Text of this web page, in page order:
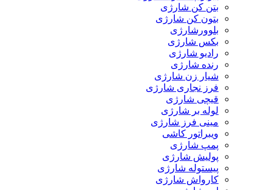
بتن کن شارژی
بتون کن شارژی
بلوورشارژی
بکس شارژی
رادیو شارژی
رنده شارژی
شیار زن شارژی
فرز نجاری شارژی
قیچی شارژی
لوله بر شارژی
مینی فرز شارژی
ویبراتور کاشی
پمپ شارژی
پولیش شارژی
پیستوله شارژی
کارواش شارژی